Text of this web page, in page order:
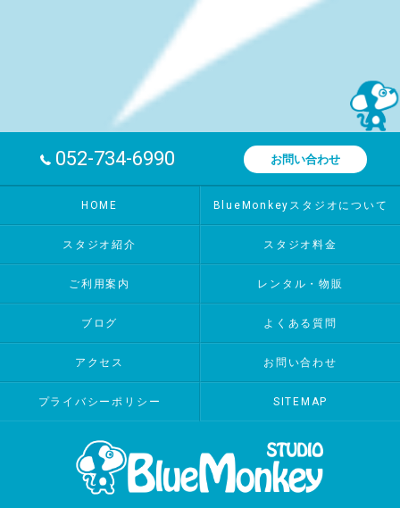
052-734-6990 お問い合わせ
HOME BlueMonkeyスタジオについて
スタジオ紹介 スタジオ料金
ご利用案内 レンタル・物販
ブログ よくある質問
アクセス お問い合わせ
プライバシーポリシー SITEMAP